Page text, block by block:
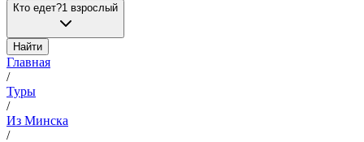
Кто едет?1 взрослый
Найти
Главная
/
Туры
/
Из Минска
/